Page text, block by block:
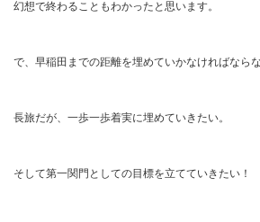
幻想で終わることもわかったと思います。
で、早稲田までの距離を埋めていかなければならな
長旅だが、一歩一歩着実に埋めていきたい。
そして第一関門としての目標を立てていきたい！